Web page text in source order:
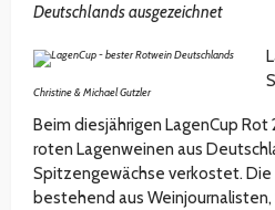
Deutschlands ausgezeichnet
Christine & Michael Gutzler
Beim diesjährigen LagenCup Rot
roten Lagenweinen aus
Spitzengewächse verkostet. Die
bestehend aus